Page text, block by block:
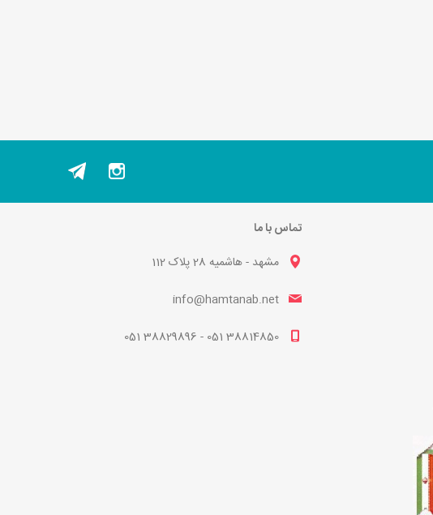
تماس با ما
مشهد - هاشمیه 28 پلاک 112
info@hamtanab.net
38814850 051 - 38829896 051